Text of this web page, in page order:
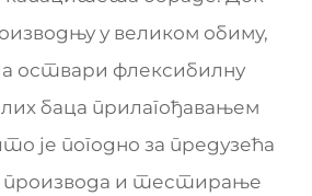
у великом обиму,
оствари флексибилну
баца прилагођавањем
је погодно за предузећа
производа и тестирање